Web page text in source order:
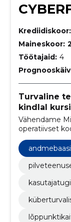
Krediidiskoor:
Maineskoor:
Töötajaid: 4
Turvaline
kindlal
Vähendame
operatiivset
ja
madalama
kasutajatugi